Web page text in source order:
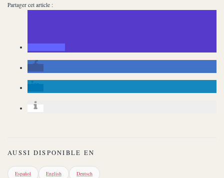
Partager cet article :
AUSSI DISPONIBLE EN
Español English Deutsch